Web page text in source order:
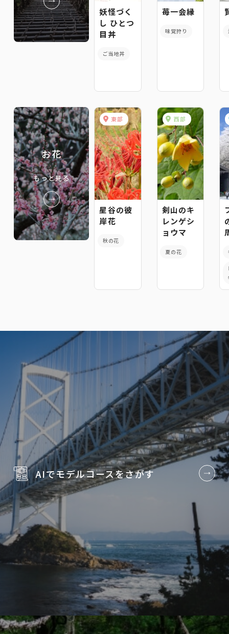
妖怪づく
し ひとつ
目丼
ご当地丼
苺一会縁
味覚狩り
お花
もっと見る
東部
星谷の彼
岸花
秋の花
西部
剣山のキ
レンゲシ
ョウマ
夏の花
AIでモデルコースをさがす